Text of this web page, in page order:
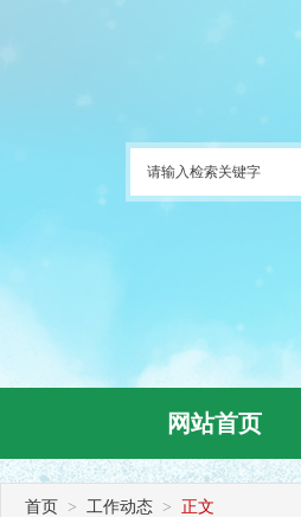
网站首页
首页 > 工作动态 > 正文